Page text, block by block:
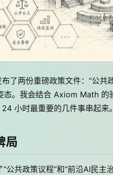
了两份重磅政策文件：“公共
态。我会结合 Axiom Math
小时最重要的几件事串起来。
局
公共政策议程”和“前沿AI民